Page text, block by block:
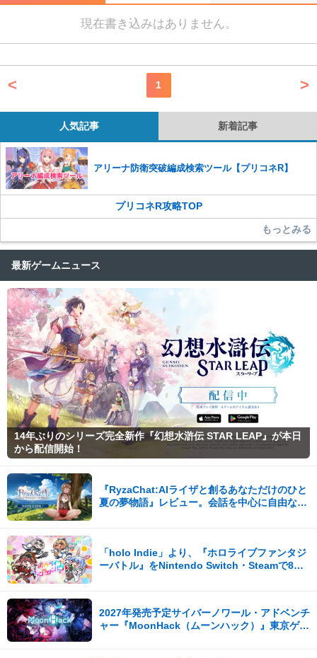
現在書き込みはありません。
< 1 >
人気記事 新着記事
アリーナ防衛突破編成検索ツール【プリコネR】
プリコネR攻略TOP
もっとみる
最新ゲームニュース
14年ぶりのシリーズ完全新作『幻想水滸伝 STAR LEAP』が本日
から配信開始！
『RyzaChat:AIライザと創るあなただけのひと
夏の夢物語』レビュー。会話を中心に自由な冒
「holo Indie」より、『ホロライブファンタジ
ーバトル』をNintendo Switch・Steamで8月7
2027年発売予定サイバーノワール・アドベンチ
ャー『MoonHack（ムーンハック）』東京ゲー